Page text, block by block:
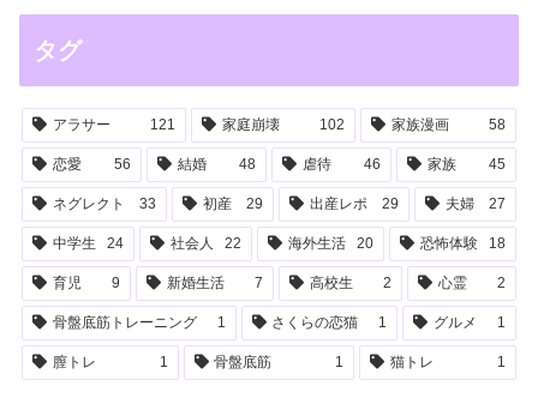
タグ
アラサー 121 家庭崩壊 102 家族漫画 58
恋愛 56 結婚 48 虐待 46 家族 45
ネグレクト 33 初産 29 出産レポ 29 夫婦 27
中学生 24 社会人 22 海外生活 20 恐怖体験 18
育児 9 新婚生活 7 高校生 2 心霊 2
骨盤底筋トレーニング 1 さくらの恋猫 1 グルメ 1
膣トレ 1 骨盤底筋 1 猫トレ 1